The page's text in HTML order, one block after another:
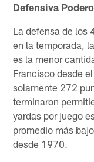
Defensiva
La defensa de los
en la temporada,
es la menor
Francisco desde
solamente 272
terminaron
yardas por juego
promedio más
desde 1970.